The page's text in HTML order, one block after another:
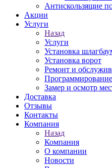
Антискользящие
Акции
Услуги
Назад
Услуги
Установка
Установка ворот
Ремонт и
Замер и осмотр
Доставка
Отзывы
Контакты
Компания
Назад
Компания
О компании
Новости